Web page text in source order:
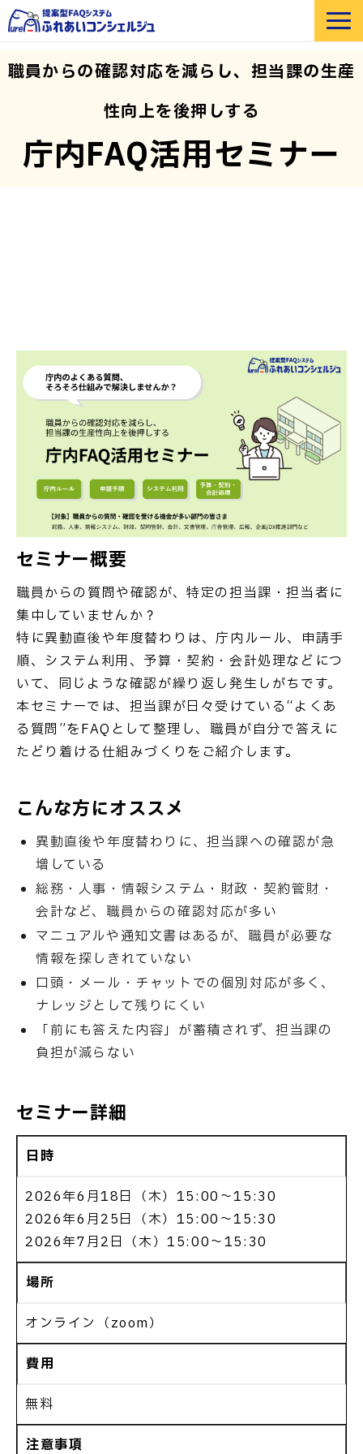
部門・業界別 活用例
価格
導入事例
職員からの確認対応を減らし、担当課の生産
性向上を後押しする
庁内FAQ活用セミナー
セミナー概要
職員からの質問や確認が、特定の担当課・担当者に
集中していませんか？
特に異動直後や年度替わりは、庁内ルール、申請手
順、システム利用、予算・契約・会計処理などにつ
いて、同じような確認が繰り返し発生しがちです。
本セミナーでは、担当課が日々受けている“よくあ
る質問”をFAQとして整理し、職員が自分で答えに
たどり着ける仕組みづくりをご紹介します。
こんな方にオススメ
異動直後や年度替わりに、担当課への確認が急
増している
総務・人事・情報システム・財政・契約管財・
会計など、職員からの確認対応が多い
マニュアルや通知文書はあるが、職員が必要な
情報を探しきれていない
口頭・メール・チャットでの個別対応が多く、
ナレッジとして残りにくい
「前にも答えた内容」が蓄積されず、担当課の
負担が減らない
セミナー詳細
日時
2026年6月18日（木）15:00～15:30
2026年6月25日（木）15:00～15:30
2026年7月2日（木）15:00～15:30
場所
オンライン（zoom）
費用
無料
注意事項